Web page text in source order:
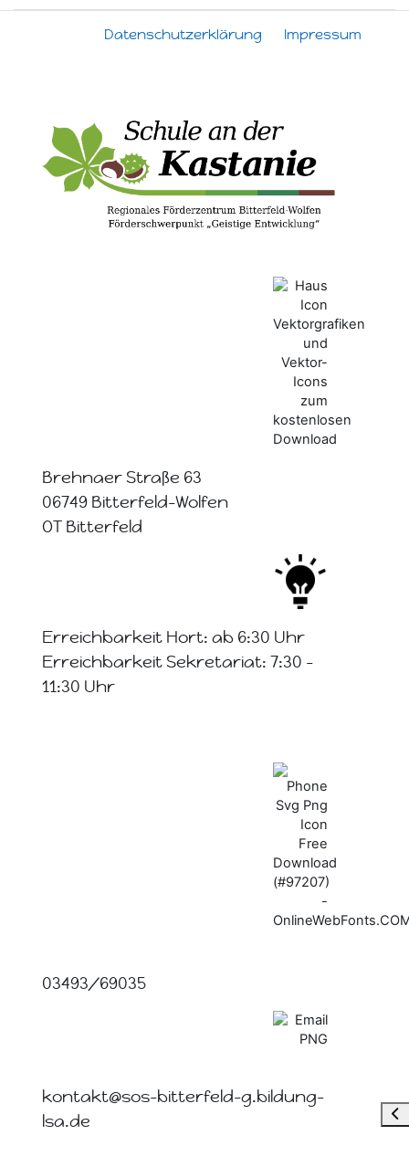
Datenschutzerklärung Impressum
Brehnaer Straße 63
06749 Bitterfeld-Wolfen
OT Bitterfeld
Erreichbarkeit Hort: ab 6:30 Uhr
Erreichbarkeit Sekretariat: 7:30 -
11:30 Uhr
03493/69035
kontakt@sos-bitterfeld-g.bildung-
lsa.de